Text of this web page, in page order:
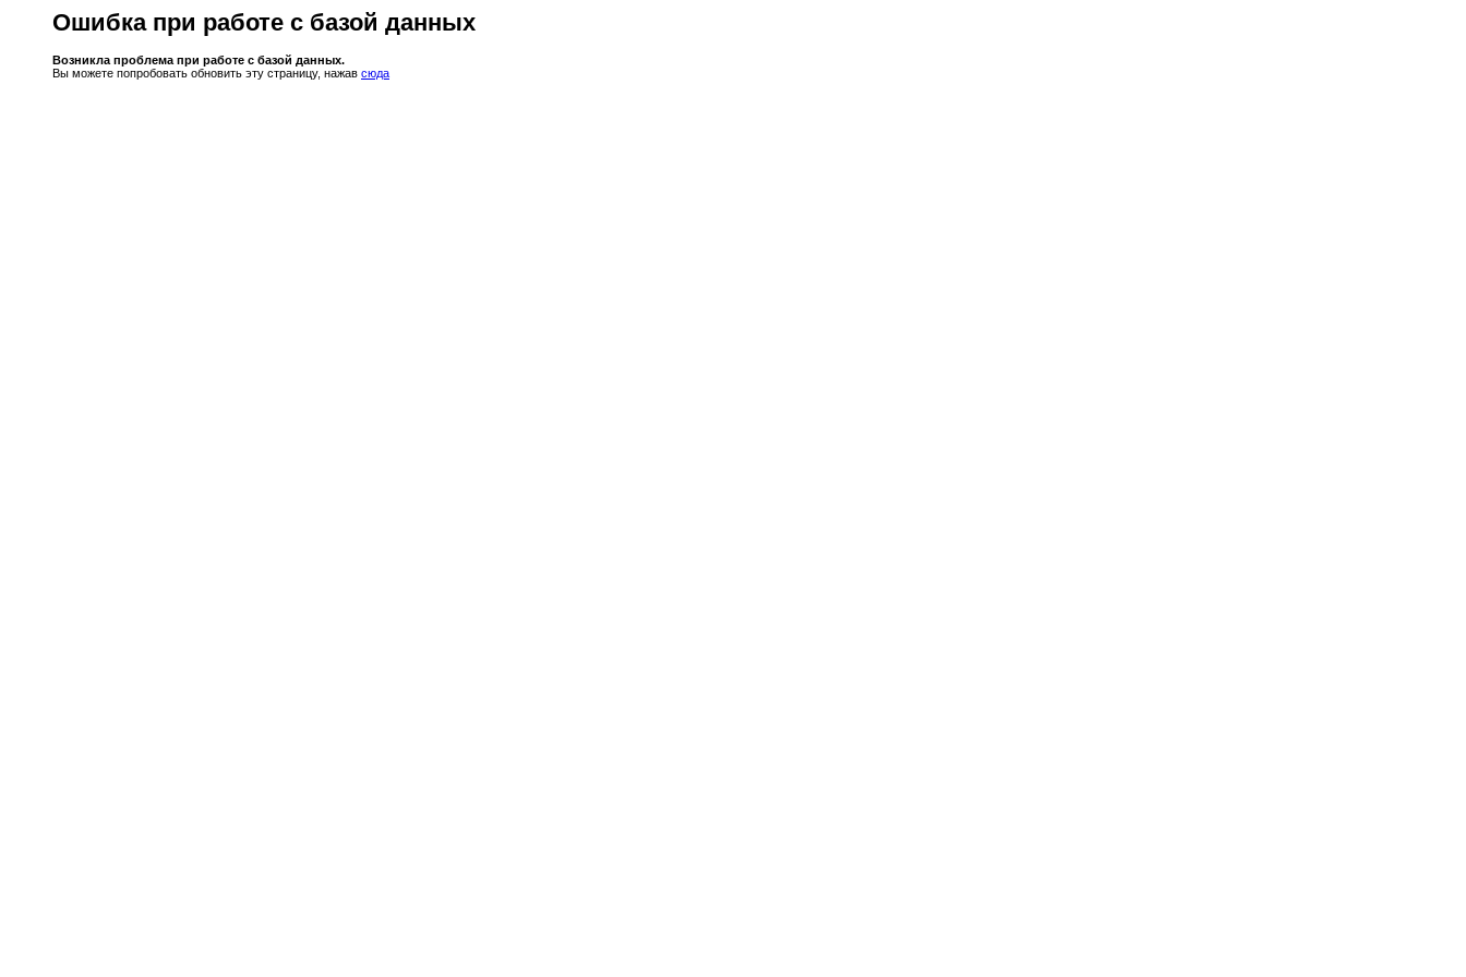
Ошибка при работе с базой данных
Возникла проблема при работе с базой данных.
Вы можете попробовать обновить эту страницу, нажав сюда